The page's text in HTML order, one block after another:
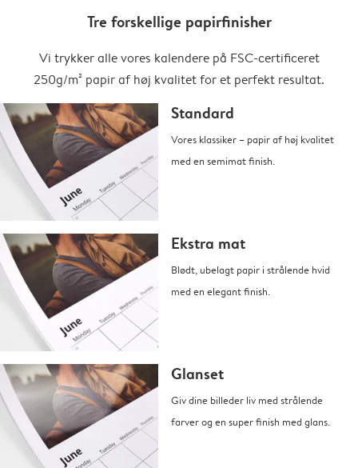
Tre forskellige papirfinisher
Vi trykker alle vores kalendere på FSC-certificeret
250g/m² papir af høj kvalitet for et perfekt resultat.
Standard
Vores klassiker – papir af høj kvalitet
med en semimat finish.
Ekstra mat
Blødt, ubelagt papir i strålende hvid
med en elegant finish.
Glanset
Giv dine billeder liv med strålende
farver og en super finish med glans.